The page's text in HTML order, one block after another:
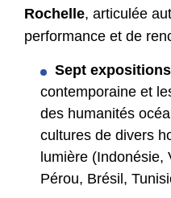
Rochelle, articulée
performance et de
Sept expositions
contemporaine et
des humanités
cultures de divers
lumière
Pérou, Brésil,